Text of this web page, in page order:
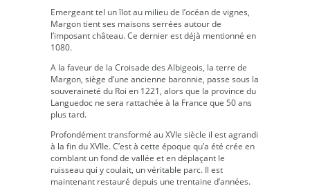
Emergeant tel un îlot au milieu de l’océan de vignes,
Margon tient ses maisons serrées autour de
l’imposant château. Ce dernier est déjà mentionné en
1080.
A la faveur de la Croisade des Albigeois, la terre de
Margon, siège d’une ancienne baronnie, passe sous la
souveraineté du Roi en 1221, alors que la province du
Languedoc ne sera rattachée à la France que 50 ans
plus tard.
Profondément transformé au XVIe siècle il est agrandi
à la fin du XVIIe. C’est à cette époque qu’a été crée en
comblant un fond de vallée et en déplaçant le
ruisseau qui y coulait, un véritable parc. Il est
maintenant restauré depuis une trentaine d’années.